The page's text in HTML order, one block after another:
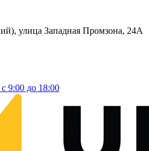
улица Западная Промзона, 24А
9:00 до 18:00